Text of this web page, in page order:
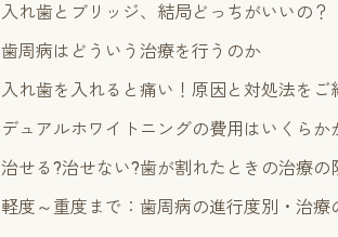
入れ歯とブリッジ、結局どっちがいいの？
歯周病はどういう治療を行うのか
入れ歯を入れると痛い！原因と対処法をご
デュアルホワイトニングの費用はいくらか
治せる?治せない?歯が割れたときの治療の
軽度～重度まで：歯周病の進行度別・治